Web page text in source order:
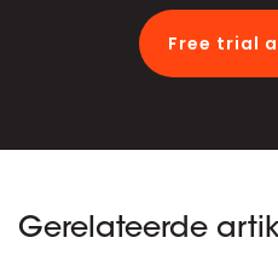
Free trial
Gerelateerde